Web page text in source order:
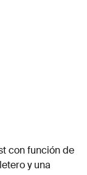
con función de
y una